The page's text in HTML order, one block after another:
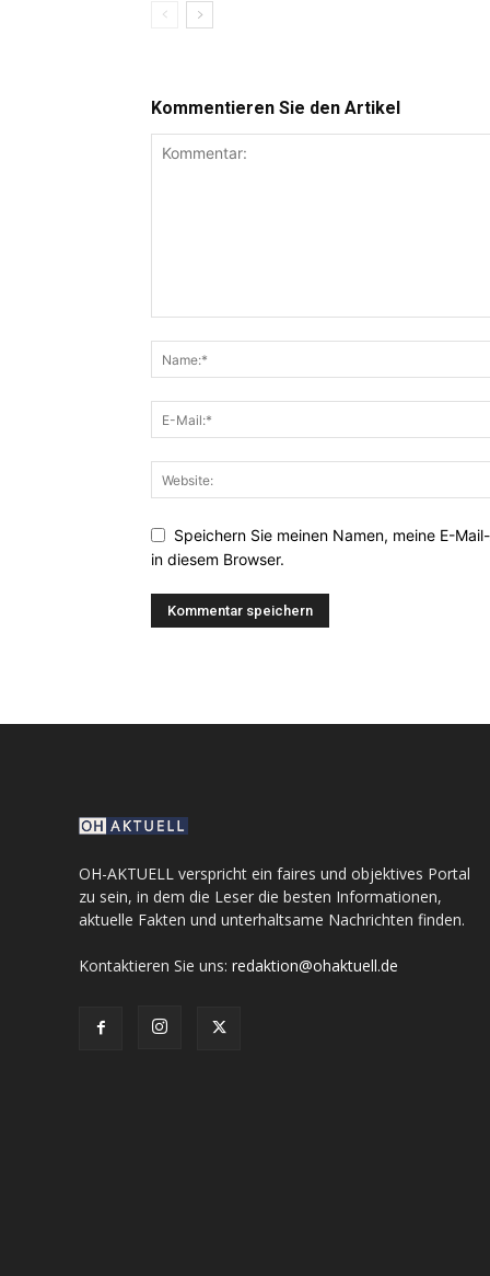
Kommentieren Sie den Artikel
Speichern Sie meinen Namen, meine E-
in diesem Browser.
OH-AKTUELL verspricht ein faires und objektives Portal
zu sein, in dem die Leser die besten Informationen,
aktuelle Fakten und unterhaltsame Nachrichten finden.
Kontaktieren Sie uns: redaktion@ohaktuell.de